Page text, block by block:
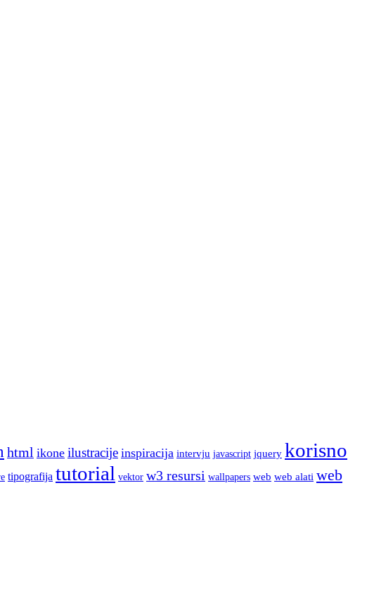
html ikone ilustracije inspiracija intervju javascript jquery korisno
tipografija tutorial vektor w3 resursi wallpapers web web alati web